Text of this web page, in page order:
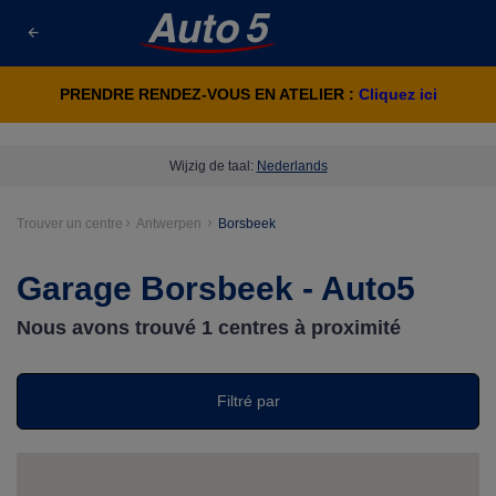
PRENDRE RENDEZ-VOUS EN ATELIER : Cliquez ici
Trouver un centre Antwerpen Borsbeek
Wijzig de taal: Nederlands
Garage Borsbeek - Auto5
Nous avons trouvé 1 centres à proximité
Filtré par